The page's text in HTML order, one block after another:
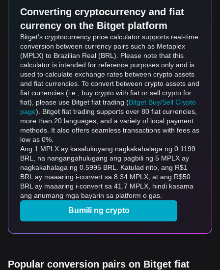
Converting cryptocurrency and fiat
currency on the Bitget platform
Bitget's cryptocurrency price calculator supports real-time
conversion between currency pairs such as Metaplex
(MPLX) to Brazilian Real (BRL). Please note that this
calculator is intended for reference purposes only and is
used to calculate exchange rates between crypto assets
and fiat currencies. To convert between crypto assets and
fiat currencies (i.e., buy crypto with fiat or sell crypto for
fiat), please use Bitget fiat trading (Bitget Buy/Sell Crypto
page). Bitget fiat trading supports over 80 fiat currencies,
more than 20 languages, and a variety of local payment
methods. It also offers seamless transactions with fees as
low as 0%.
Ang 1 MPLX ay kasalukuyang nagkakahalaga ng 0.1199
BRL, na nangangahulugang ang pagbili ng 5 MPLX ay
nagkakahalaga ng 0.5995 BRL. Katulad nito, ang R$1
BRL ay maaaring i-convert sa 8.34 MPLX, at ang R$50
BRL ay maaaring i-convert sa 41.7 MPLX, hindi kasama
ang anumang mga bayarin sa platform o gas.
Bumili ng crypto
Popular conversion pairs on Bitget fiat